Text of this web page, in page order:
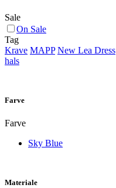
Sale
On Sale
Tag
Krave MAPP New Lea Dress
hals
Farve
Farve
Sky Blue
Materiale